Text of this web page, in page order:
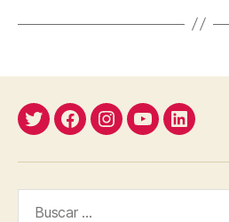
TwitterFacebookInstagram
YouTubeLinkedin